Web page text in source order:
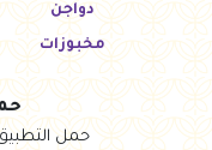
دواجن
مخبوزات
حمل